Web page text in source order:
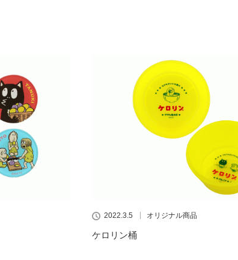
2022.3.5 オリジナル商品
ケロリン桶